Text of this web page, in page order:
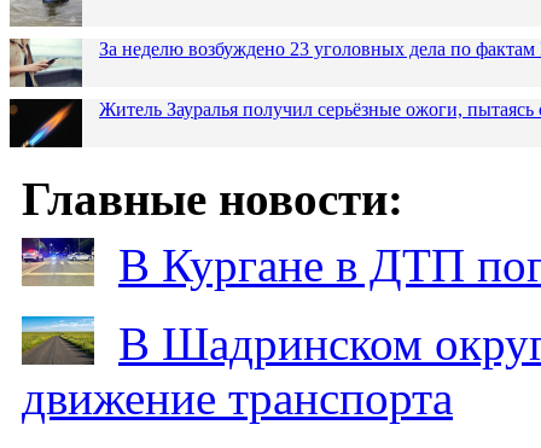
За неделю возбуждено 23 уголовных дела по
Житель Зауралья получил серьёзные ожоги, пытаясь
Главные новости:
В Кургане в ДТП
В Шадринском
движение транспорта